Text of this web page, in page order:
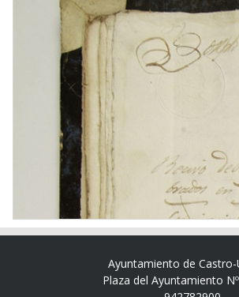
Ayuntamiento de Castro-
Plaza del Ayuntamiento